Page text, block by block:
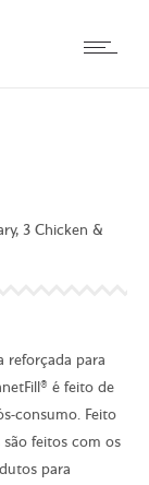
3 Chicken &
reforçada para
é feito de
consumo. Feito
feitos com os
para